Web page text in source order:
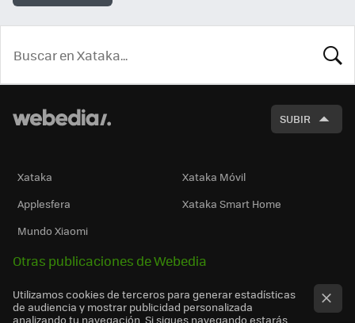
SUBIR
Xataka
Xataka Móvil
Applesfera
Xataka Smart Home
Mundo Xiaomi
Otras publicaciones de Webedia
Utilizamos cookies de terceros para generar estadísticas
de audiencia y mostrar publicidad personalizada
analizando tu navegación. Si sigues navegando estarás